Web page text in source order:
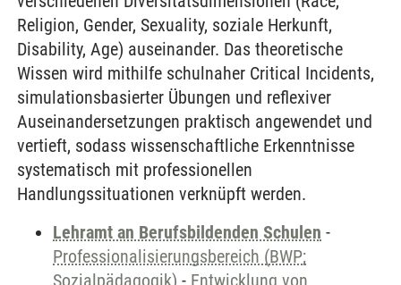
Religion, Gender, Sexuality, soziale Herkunft,
Disability, Age) auseinander. Das theoretische
Wissen wird mithilfe schulnaher Critical Incidents,
simulationsbasierter Übungen und reflexiver
Auseinandersetzungen praktisch angewendet und
vertieft, sodass wissenschaftliche Erkenntnisse
systematisch mit professionellen
Handlungssituationen verknüpft werden.
Lehramt an Berufsbildenden Schulen -
Professionalisierungsbereich (BWP;
Sozialpädagogik) - Entwicklung von